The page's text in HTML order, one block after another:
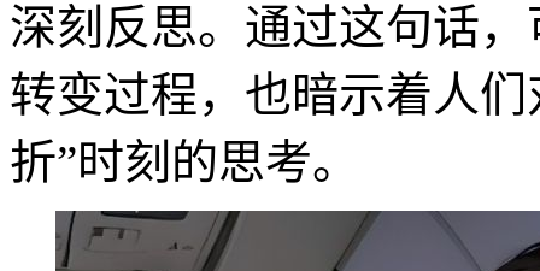
深刻反思。通过这句话
转变过程，也暗示着人
折”时刻的思考。